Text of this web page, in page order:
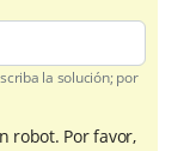
la solución; por
robot. Por favor,